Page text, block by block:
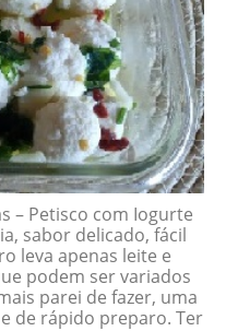
– Petisco com Iogurte
sabor delicado, fácil
leva apenas leite e
podem ser variados
parei de fazer, uma
de rápido preparo. Ter